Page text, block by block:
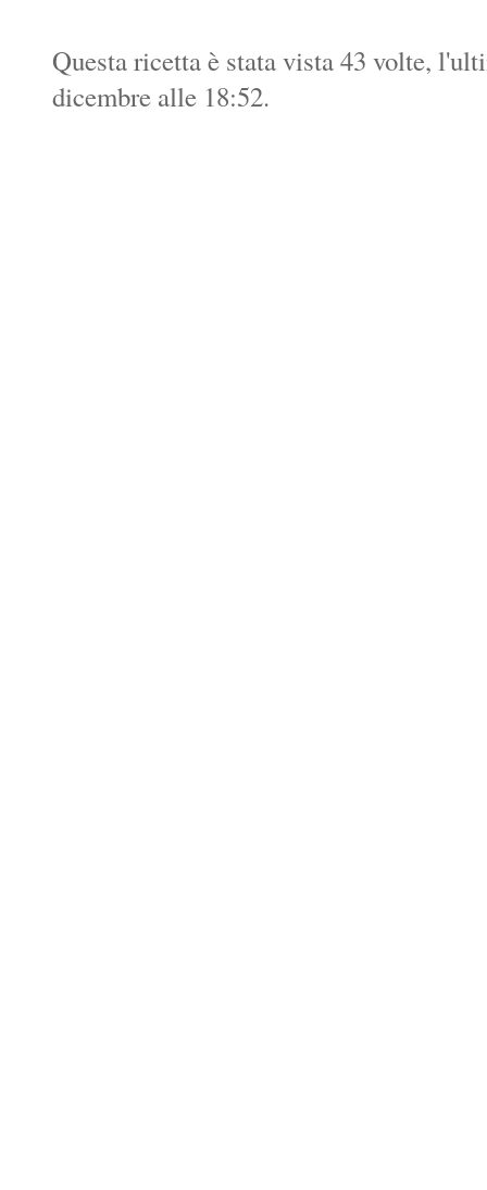
Questa ricetta è stata vista 43 volte,
dicembre alle 18:52.